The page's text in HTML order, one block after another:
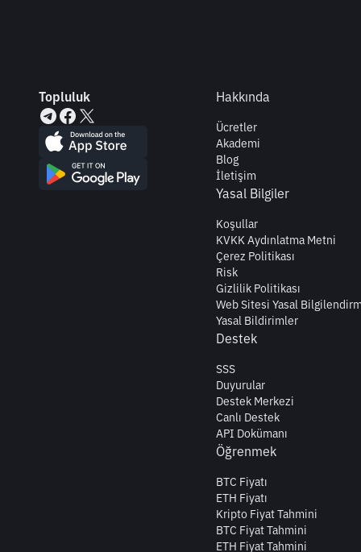
Topluluk Hakkında
Ücretler
Akademi
Blog
İletişim
Yasal Bilgiler
Koşullar
KVKK Aydınlatma Metni
Çerez Politikası
Risk
Gizlilik Politikası
Web Sitesi Yasal
Yasal Bildirimler
Destek
SSS
Duyurular
Destek Merkezi
Canlı Destek
API Dokümanı
Öğrenmek
BTC Fiyatı
ETH Fiyatı
Kripto Fiyat Tahmini
BTC Fiyat Tahmini
ETH Fiyat Tahmini